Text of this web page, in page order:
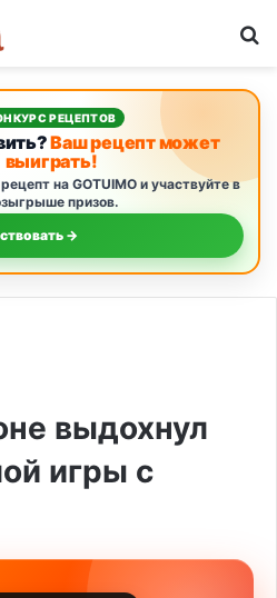
РЕЦЕПТОВ
Ваш рецепт может
выиграть!
на GOTUIMO и участвуйте в
призов.
→
выдохнул
игры с